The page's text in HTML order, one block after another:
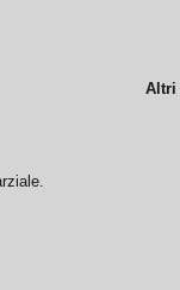
Altri